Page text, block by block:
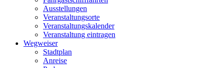
Ausstellungen
Veranstaltungsorte
Veranstaltungskalender
Veranstaltung eintragen
Wegweiser
Stadtplan
Anreise